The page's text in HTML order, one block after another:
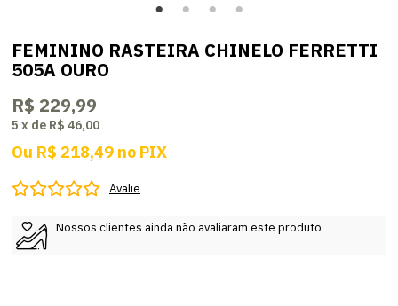
FEMININO RASTEIRA CHINELO FERRETTI
505A OURO
R$ 229,99
5 x de R$ 46,00
Ou R$ 218,49 no PIX
Avalie
Nossos clientes ainda não avaliaram este produto